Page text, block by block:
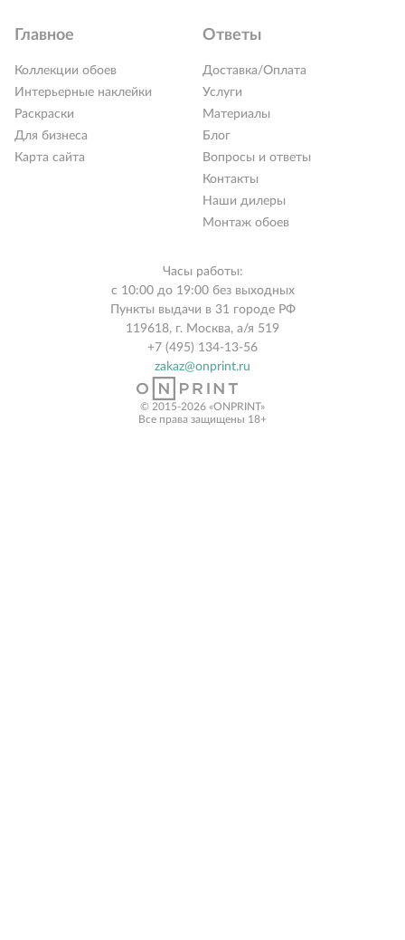
Главное
Коллекции обоев
Интерьерные наклейки
Раскраски
Для бизнеса
Карта сайта
Ответы
Доставка/Оплата
Услуги
Материалы
Блог
Вопросы и ответы
Контакты
Наши дилеры
Монтаж обоев
Часы работы:
с 10:00 до 19:00 без выходных
Пункты выдачи в 31 городе РФ
119618, г. Москва, а/я 519
+7 (495) 134-13-56
zakaz@onprint.ru
© 2015-2026 «ONPRINT»
Все права защищены 18+‎